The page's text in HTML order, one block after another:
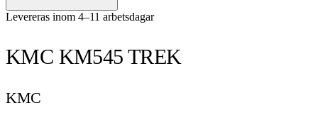
Levereras inom 4–11 arbetsdagar
KMC KM545 TREK
KMC